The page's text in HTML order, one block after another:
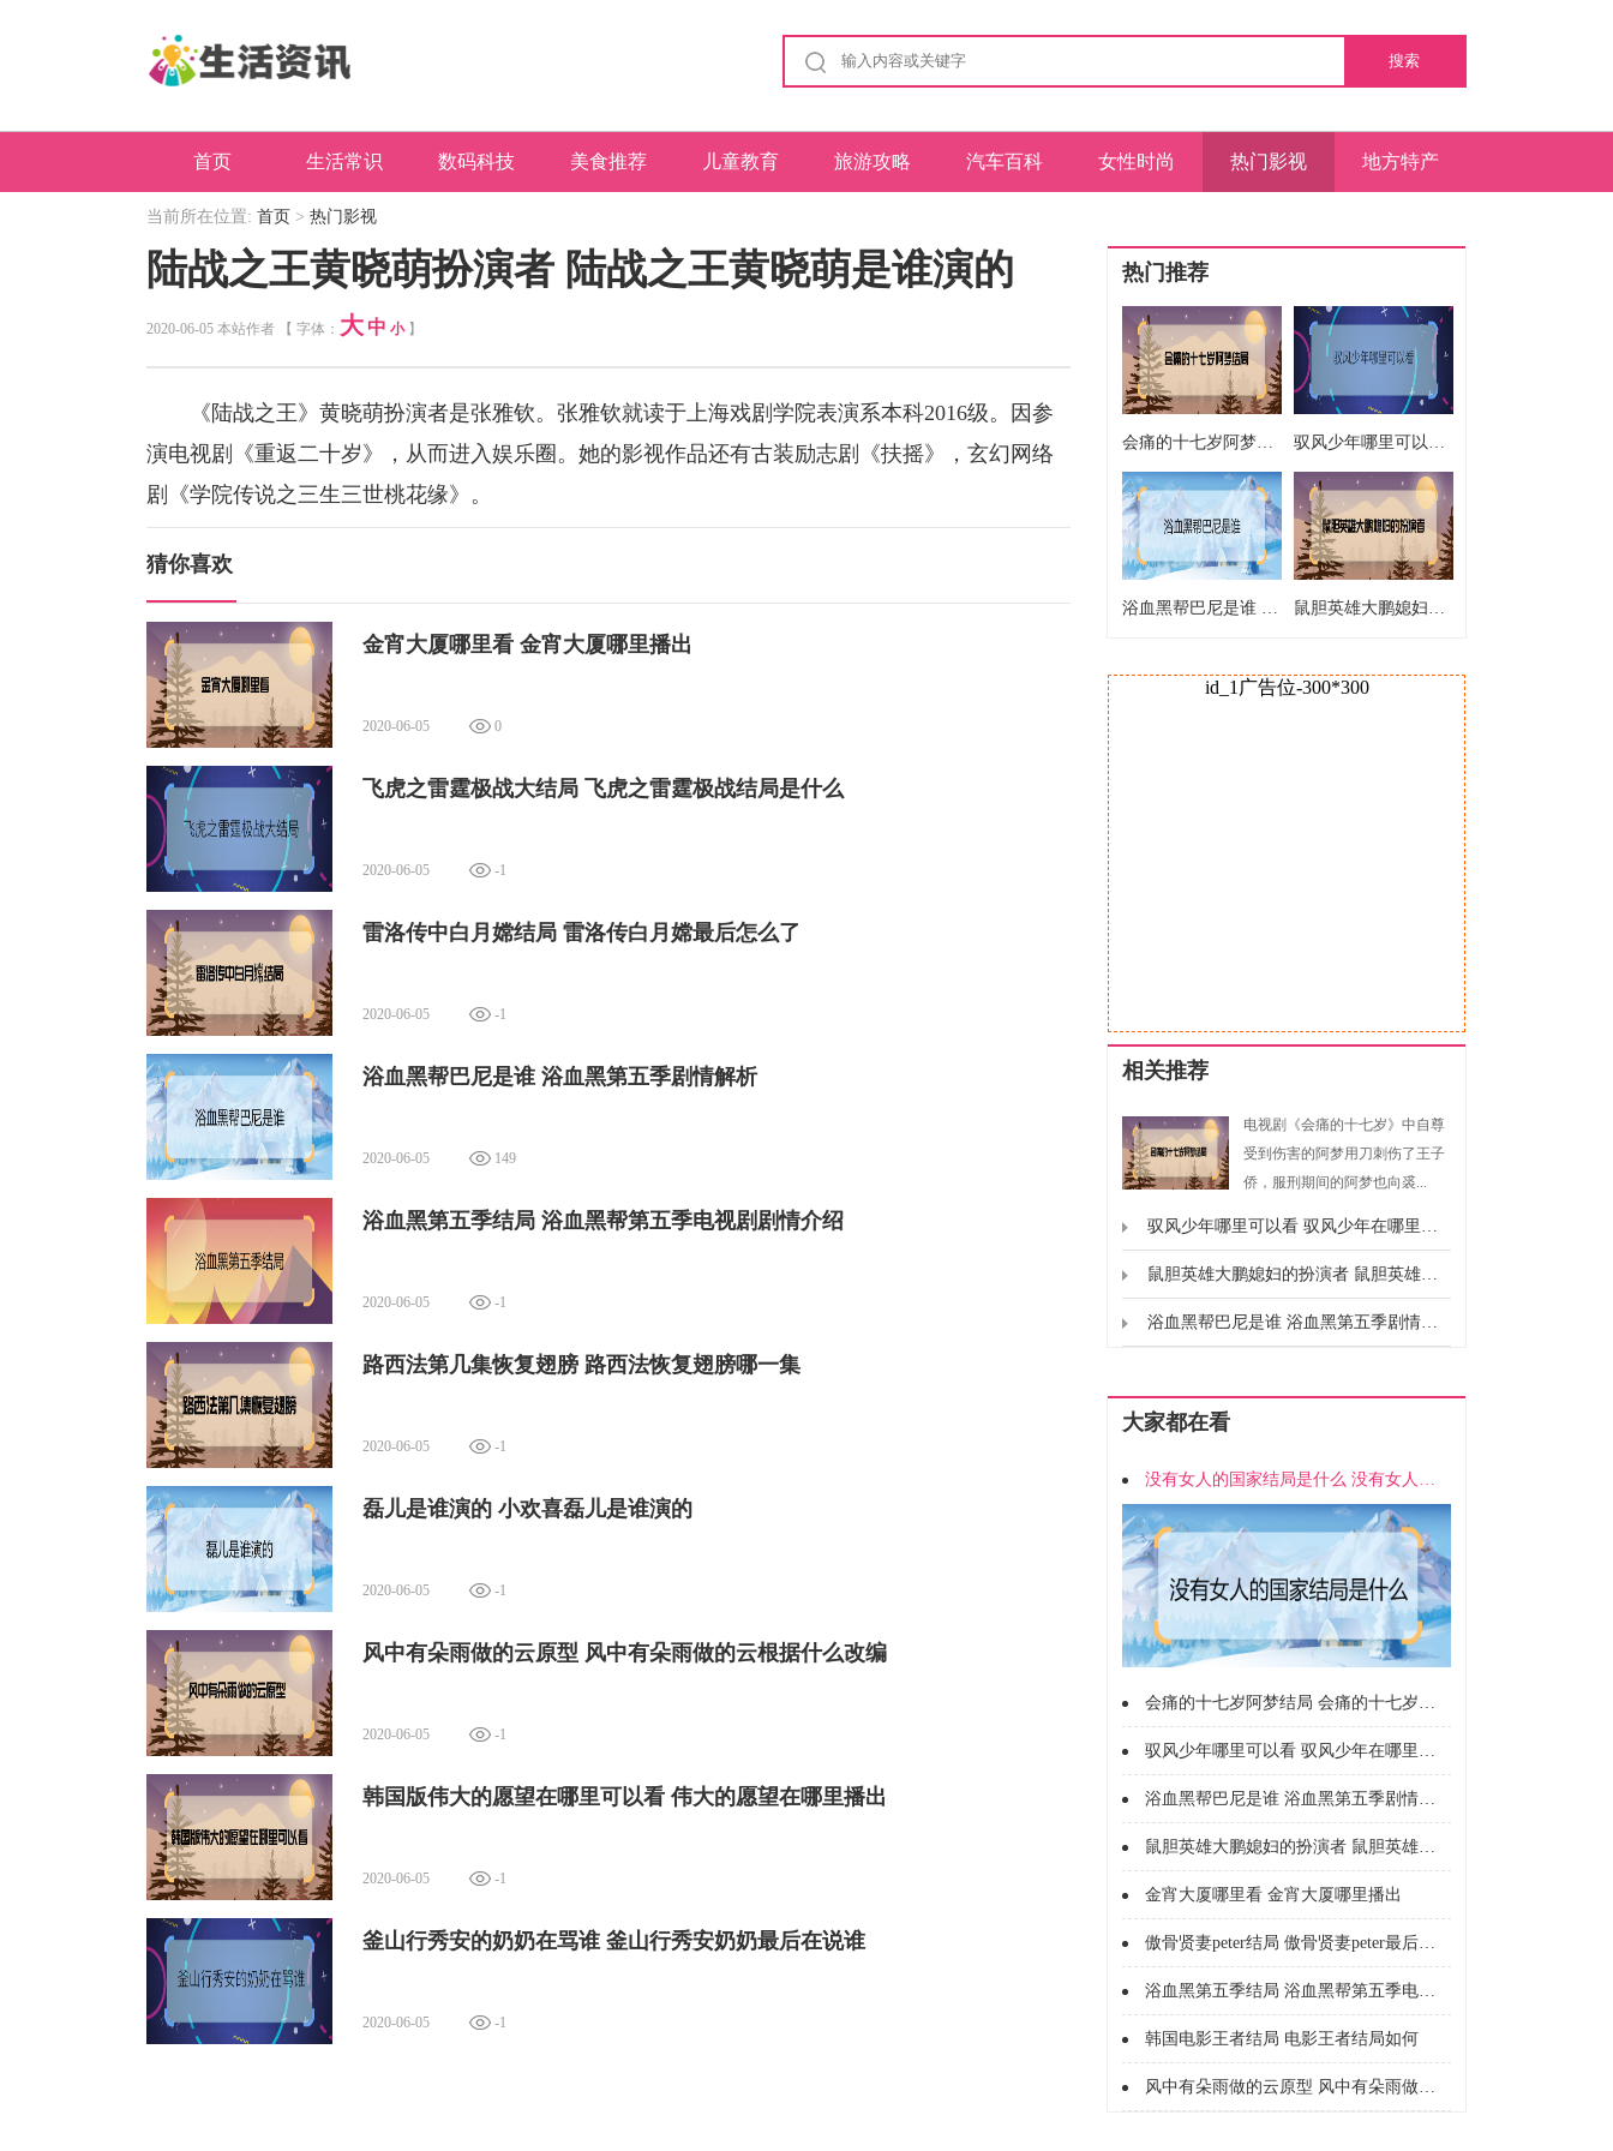
搜索
首页 生活常识 数码科技 美食推荐 儿童教育 旅游攻略 汽车百科 女性时尚 热门影视 地方特产
当前所在位置: 首页 > 热门影视
陆战之王黄晓萌扮演者 陆战之王黄晓萌是谁演的
2020-06-05 本站作者 【 字体： 大 中 小】
《陆战之王》黄晓萌扮演者是张雅钦。张雅钦就读于上海戏剧学院表演系本科2016级。因参
演电视剧《重返二十岁》，从而进入娱乐圈。她的影视作品还有古装励志剧《扶摇》，玄幻网络
剧《学院传说之三生三世桃花缘》。
猜你喜欢
金宵大厦哪里看 金宵大厦哪里播出
2020-06-05 0
飞虎之雷霆极战大结局 飞虎之雷霆极战结局是什么
2020-06-05 -1
雷洛传中白月嫦结局 雷洛传白月嫦最后怎么了
2020-06-05 -1
浴血黑帮巴尼是谁 浴血黑第五季剧情解析
2020-06-05 149
浴血黑第五季结局 浴血黑帮第五季电视剧剧情介绍
2020-06-05 -1
路西法第几集恢复翅膀 路西法恢复翅膀哪一集
2020-06-05 -1
磊儿是谁演的 小欢喜磊儿是谁演的
2020-06-05 -1
风中有朵雨做的云原型 风中有朵雨做的云根据什么改编
2020-06-05 -1
韩国版伟大的愿望在哪里可以看 伟大的愿望在哪里播出
2020-06-05 -1
釜山行秀安的奶奶在骂谁 釜山行秀安奶奶最后在说谁
2020-06-05 -1
热门推荐
会痛的十七岁阿梦结局 会痛的十七岁阿梦最后回学校了吗 驭风少年哪里可以看 驭风少年在哪里播出
浴血黑帮巴尼是谁 浴血黑第五季剧情解析 鼠胆英雄大鹏媳妇的扮演者 鼠胆英雄枪神媳妇是谁演的
id_1广告位-300*300
相关推荐
电视剧《会痛的十七岁》中自尊
受到伤害的阿梦用刀刺伤了王子
侨，服刑期间的阿梦也向裘...
驭风少年哪里可以看 驭风少年在哪里播出
鼠胆英雄大鹏媳妇的扮演者 鼠胆英雄枪神媳妇是谁演的
浴血黑帮巴尼是谁 浴血黑第五季剧情解析
大家都在看
没有女人的国家结局是什么 没有女人的国家女主角结局
会痛的十七岁阿梦结局 会痛的十七岁阿梦最后回学校了吗
驭风少年哪里可以看 驭风少年在哪里播出
浴血黑帮巴尼是谁 浴血黑第五季剧情解析
鼠胆英雄大鹏媳妇的扮演者 鼠胆英雄枪神媳妇是谁演的
金宵大厦哪里看 金宵大厦哪里播出
傲骨贤妻peter结局 傲骨贤妻peter最后怎么了
浴血黑第五季结局 浴血黑帮第五季电视剧剧情介绍
韩国电影王者结局 电影王者结局如何
风中有朵雨做的云原型 风中有朵雨做的云根据什么改编